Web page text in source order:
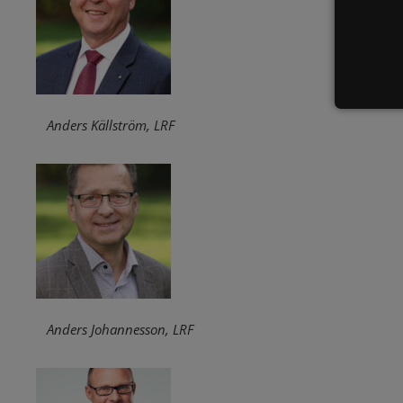
Anders Källström, LRF
Anders Johannesson, LRF